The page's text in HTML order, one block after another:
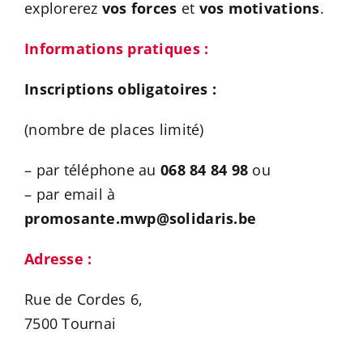
explorerez vos forces et vos motivations.
Informations pratiques :
Inscriptions obligatoires :
(nombre de places limité)
– par téléphone au068 84 84 98 ou
– par email à
promosante.mwp@solidaris.be
Adresse :
Rue de Cordes 6,
7500 Tournai